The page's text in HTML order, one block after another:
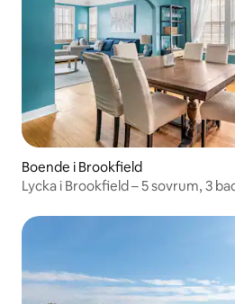
Boende i Brookfield
Lycka i Brookfield – 5 sovrum, 3